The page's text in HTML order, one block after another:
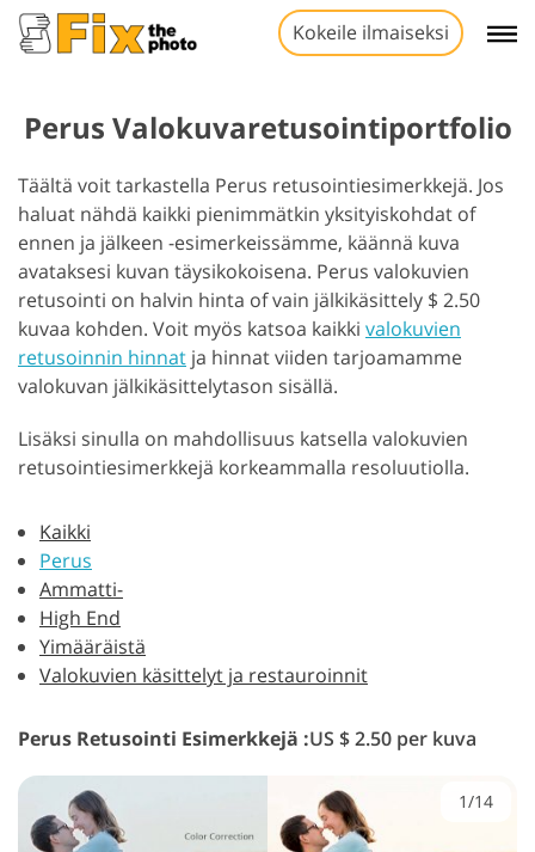
Kokeile ilmaiseksi
Perus Valokuvaretusointiportfolio
Täältä voit tarkastella Perus retusointiesimerkkejä. Jos
haluat nähdä kaikki pienimmätkin yksityiskohdat of
ennen ja jälkeen -esimerkeissämme, käännä kuva
avataksesi kuvan täysikokoisena. Perus valokuvien
retusointi on halvin hinta of vain jälkikäsittely $ 2.50
kuvaa kohden. Voit myös katsoa kaikki valokuvien
retusoinnin hinnat ja hinnat viiden tarjoamamme
valokuvan jälkikäsittelytason sisällä.
Lisäksi sinulla on mahdollisuus katsella valokuvien
retusointiesimerkkejä korkeammalla resoluutiolla.
Kaikki
Perus
Ammatti-
High End
Yimääräistä
Valokuvien käsittelyt ja restauroinnit
Perus Retusointi Esimerkkejä :US $ 2.50 per kuva
1/14